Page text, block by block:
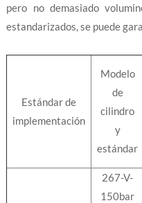
pero no demasiado
estandarizados, se puede
Estándar de
implementación
Modelo
de
cilindro
y
estándar
267-V-
150bar